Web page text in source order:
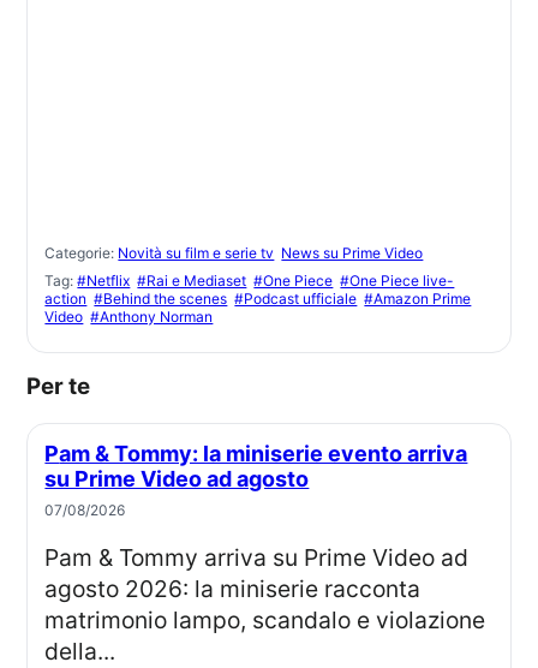
Categorie: Novità su film e serie tv News su Prime Video
Tag:#Netflix #Rai e Mediaset #One Piece #One Piece live-
action #Behind the scenes #Podcast ufficiale #Amazon Prime
Video #Anthony Norman
Per te
Pam & Tommy: la miniserie evento arriva
su Prime Video ad agosto
07/08/2026
Pam & Tommy arriva su Prime Video ad
agosto 2026: la miniserie racconta
matrimonio lampo, scandalo e violazione
della...